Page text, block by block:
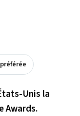
Unis la
Awards.